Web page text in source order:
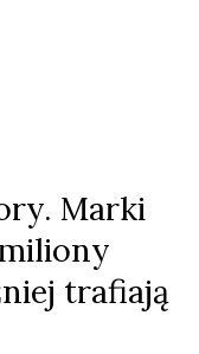
Marki
trafiają